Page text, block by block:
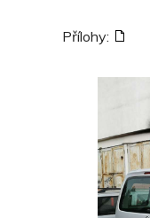
Přílohy: